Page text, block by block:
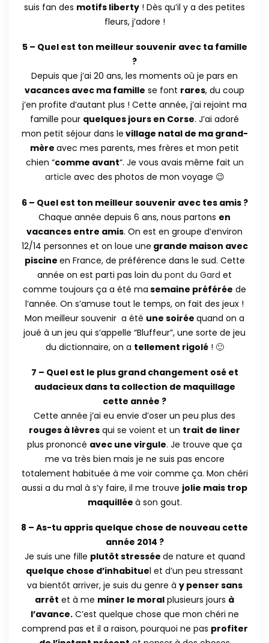
suis fan des motifs liberty ! Dès qu’il y a des petites
fleurs, j’adore !
5 – Quel est ton meilleur souvenir avec ta famille
?
Depuis que j’ai 20 ans, les moments où je pars en
vacances avec ma famille se font rares, du coup
j’en profite d’autant plus ! Cette année, j’ai rejoint ma
famille pour quelques jours en Corse. J’ai adoré
mon petit séjour dans le village natal de ma grand-
mère avec mes parents, mes frères et mon petit
chien “comme avant“. Je vous avais même fait un
article avec des photos de mon voyage 😉
6 – Quel est ton meilleur souvenir avec tes amis ?
Chaque année depuis 6 ans, nous partons en
vacances entre amis. On est en groupe d’environ
12/14 personnes et on loue une grande maison avec
piscine en France, de préférence dans le sud. Cette
année on est parti pas loin du pont du Gard et
comme toujours ça a été ma semaine préférée de
l’année. On s’amuse tout le temps, on fait des jeux !
Mon meilleur souvenir a été une soirée quand on a
joué à un jeu qui s’appelle “Bluffeur”, une sorte de jeu
du dictionnaire, on a tellement rigolé! 🙂
7 – Quel est le plus grand changement osé et
audacieux dans ta collection de maquillage
cette année ?
Cette année j’ai eu envie d’oser un peu plus des
rouges à lèvres qui se voient et un trait de liner
plus prononcé avec une virgule. Je trouve que ça
me va très bien mais je ne suis pas encore
totalement habituée à me voir comme ça. Mon chéri
aussi a du mal à s’y faire, il me trouve jolie mais trop
maquillée à son gout.
8 – As-tu appris quelque chose de nouveau cette
année 2014 ?
Je suis une fille plutôt stressée de nature et quand
quelque chose d’inhabituel et d’un peu stressant
va bientôt arriver, je suis du genre à y penser sans
arrêt et à me miner le moral plusieurs jours à
l’avance.C’est quelque chose que mon chéri ne
comprend pas et il a raison, pourquoi ne pas profiter